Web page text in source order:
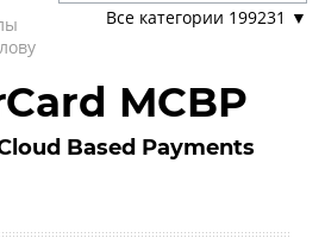
Все категории 199231 ▼
MCBP
Based Payments